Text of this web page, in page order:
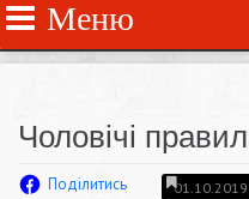
Меню
Чоловічі
Поділитись 01.10.2019